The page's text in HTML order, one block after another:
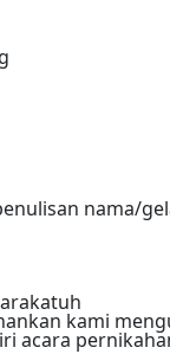
nama/
kami
acara